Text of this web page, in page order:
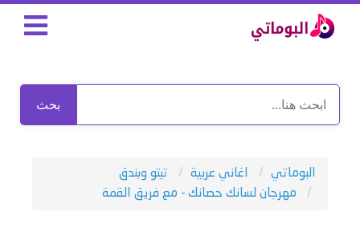
بحث
البوماتي اغاني عربية
تيتو وبندق
مهرجان لسانك حصانك - مع فريق القمة